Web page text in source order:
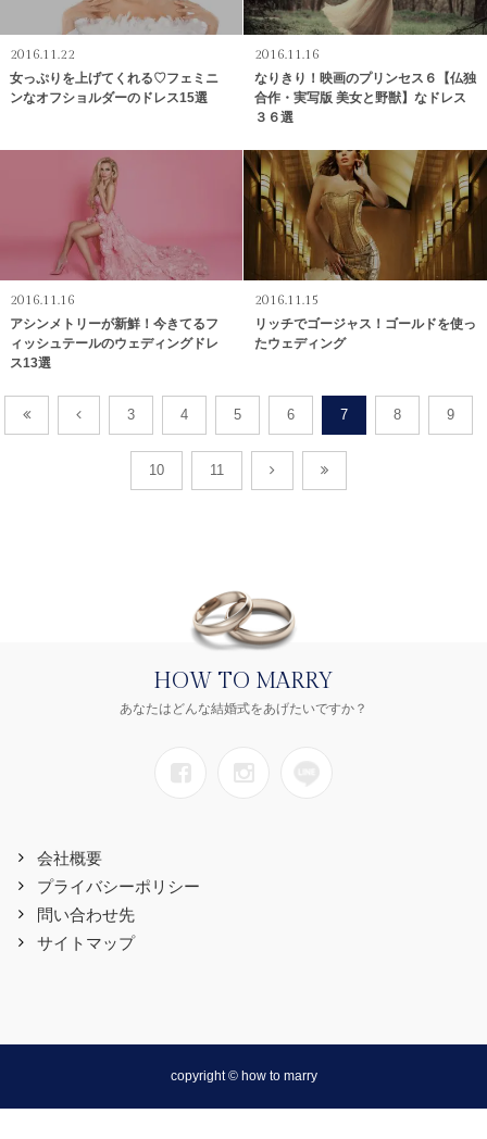
2016.11.22
女っぷりを上げてくれる♡フェミニ
ンなオフショルダーのドレス15選
2016.11.16
なりきり！映画のプリンセス６【仏独
合作・実写版 美女と野獣】なドレス
３６選
2016.11.16
アシンメトリーが新鮮！今きてるフ
ィッシュテールのウェディングドレ
ス13選
2016.11.15
リッチでゴージャス！ゴールドを使っ
たウェディング
3 4 5 6 7 8 9
10 11
HOW TO MARRY
あなたはどんな結婚式をあげたいですか？
会社概要
プライバシーポリシー
問い合わせ先
サイトマップ
copyright © how to marry